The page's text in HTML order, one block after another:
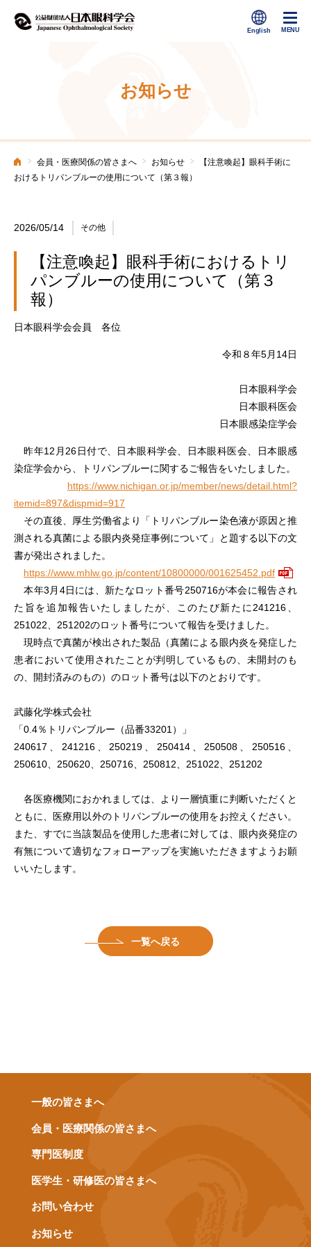
お知らせ
ホーム
> 会員・医療関係の皆さまへ > お知らせ >
【注意喚起】眼科⼿術に
おけるトリパンブルーの使⽤について（第３報）
2026/05/14 その他
【注意喚起】眼科⼿術におけるトリ
パンブルーの使⽤について（第３
報）
日本眼科学会会員 各位
令和８年5⽉14⽇
日本眼科学会
日本眼科医会
日本眼感染症学会
昨年12月26日付で、日本眼科学会、日本眼科医会、日本眼感
染症学会から、トリパンブルーに関するご報告をいたしました。
https://www.nichigan.or.jp/member/news/detail.html?
itemid=897&dispmid=917
その直後、厚生労働省より「トリパンブルー染色液が原因と推
測される真菌による眼内炎発症事例について」と題する以下の文
書が発出されました。
https://www.mhlw.go.jp/content/10800000/001625452.pdf
本年3月4日には、新たなロット番号250716が本会に報告され
た旨を追加報告いたしましたが、このたび新たに241216、
251022、251202のロット番号について報告を受けました。
現時点で真菌が検出された製品（真菌による眼内炎を発症した
患者において使用されたことが判明しているもの、未開封のも
の、開封済みのもの）のロット番号は以下のとおりです。
武藤化学株式会社
「0.4％トリパンブルー（品番33201）」
240617、241216、250219、250414、250508、250516、
250610、250620、250716、250812、251022、251202
各医療機関におかれましては、より一層慎重に判断いただくと
ともに、医療用以外のトリパンブルーの使用をお控えください。
また、すでに当該製品を使用した患者に対しては、眼内炎発症の
有無について適切なフォローアップを実施いただきますようお願
いいたします。
一覧へ戻る
一般の皆さまへ
会員・医療関係の皆さまへ
専門医制度
医学生・研修医の皆さまへ
お問い合わせ
お知らせ